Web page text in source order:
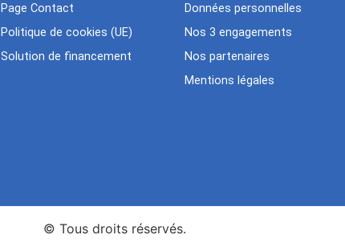
Page Contact
Politique de cookies (UE)
Solution de financement
Données personnelles
Nos 3 engagements
Nos partenaires
Mentions légales
© Tous droits réservés.